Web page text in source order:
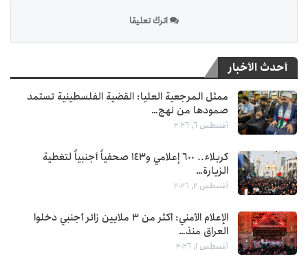
اترك تعليقا
أحدث الأخبار
ممثل المرجعية العليا: القضية الفلسطينية تستمد
صمودها من نهج…
أغسطس 6, 2026
كربلاء.. 600 إعلامي و143 صحفياً أجنبياً لتغطية
الزيارة…
أغسطس 2, 2026
الإعلام الأمني: أكثر من 3 ملايين زائر أجنبي دخلوا
العراق منذ…
أغسطس 1, 2026